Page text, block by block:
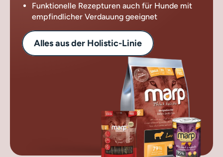
Funktionelle Rezepturen auch für Hunde mit
empfindlicher Verdauung geeignet
Alles aus der Holistic-Linie